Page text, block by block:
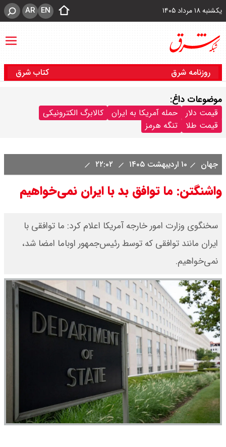
یکشنبه ۱۸ مرداد ۱۴۰۵ EN
AR
روزنامه شرق کتاب شرق
موضوعات داغ:
قیمت دلار حمله آمریکا به ایران
کالابرگ الکترونیکی
قیمت طلا
تنگه هرمز
جهان ۱۰ اردیبهشت ۱۴۰۵
واشنگتن: ما توافق بد با ایران نمی‌خواهیم
سخنگوی وزارت امور خارجه آمریکا اعلام کرد: ما توافقی با
ایران مانند توافقی که توسط رئیس‌جمهور اوباما امضا شد،
نمی‌خواهیم.